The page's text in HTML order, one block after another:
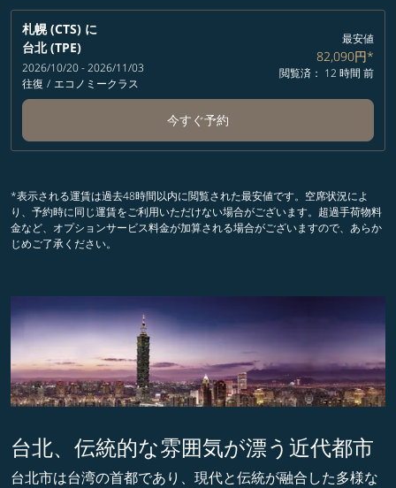
札幌 (CTS) に
台北 (TPE)
2026/10/20 - 2026/11/03
往復 / エコノミークラス
最安値
82,090円*
閲覧済： 12 時間 前
今すぐ予約
*表示される運賃は過去48時間以内に閲覧された最安値です。空席状況によ
り、予約時に同じ運賃をご利用いただけない場合がございます。超過手荷物料
金など、オプションサービス料金が加算される場合がございますので、あらか
じめご了承ください。
台北、伝統的な雰囲気が漂う近代都市
台北市は台湾の首都であり、現代と伝統が融合した多様な